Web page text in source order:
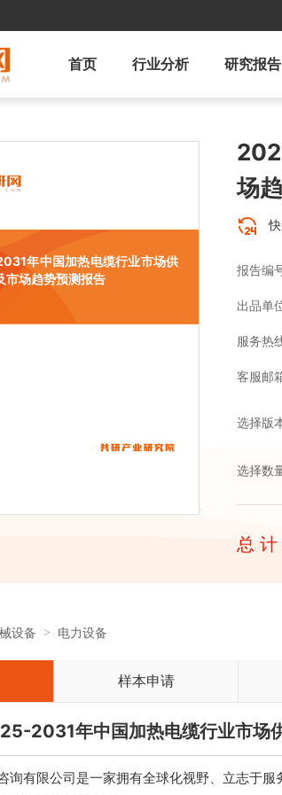
首页 行业分析 研究报告
年中国加热电缆行业市场供
市场趋势预测报告
场
报告编
出品单
服务热
客服邮
选择版
选择数
总 计
设备 电力设备
样本申请
2031年中国加热电缆行业市场
有限公司是一家拥有全球化视野、立志于服